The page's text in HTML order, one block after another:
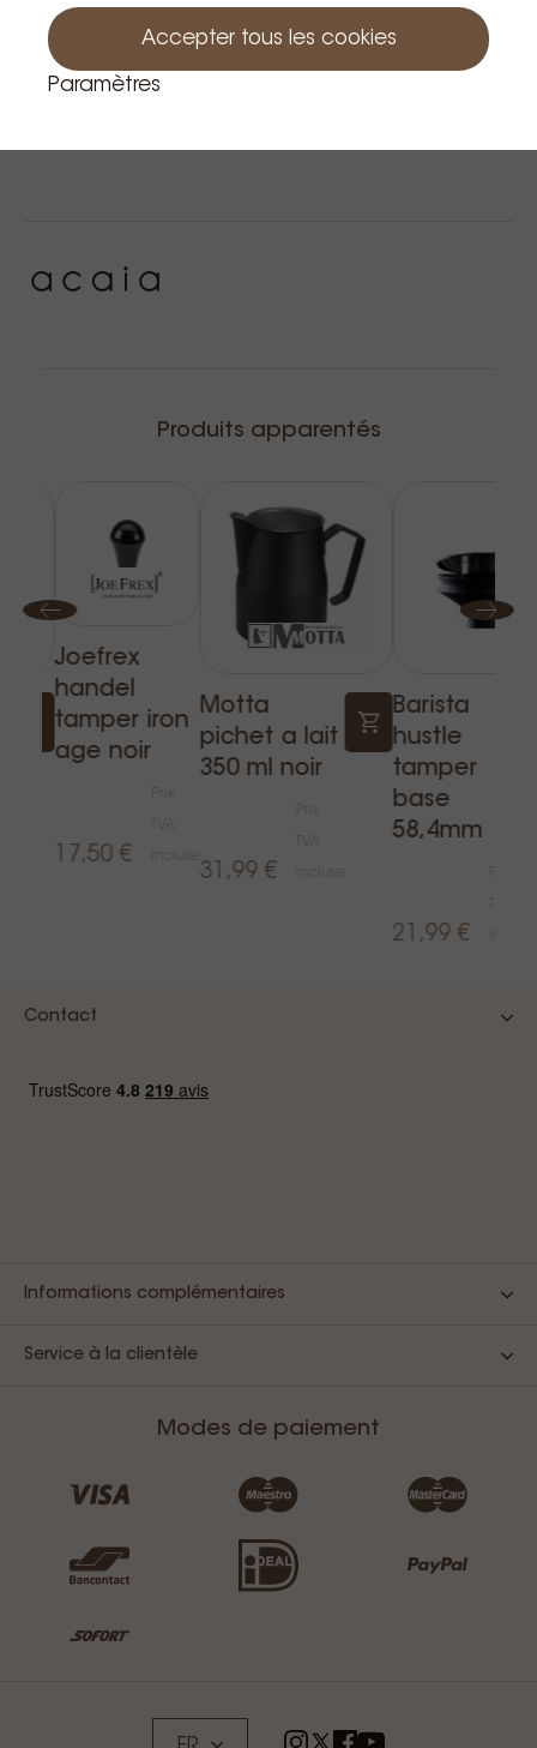
Produits apparentés
Joefrex
handel
tamper iron
age noir
17,50 €
Motta
pichet a lait
350 ml noir
31,99 €
Barista
hustle
tamper
base
58,4mm
21,99 €
Contact
Informations complémentaires
Service à la clientèle
Modes de paiement
Accepter tous les cookies
Paramètres